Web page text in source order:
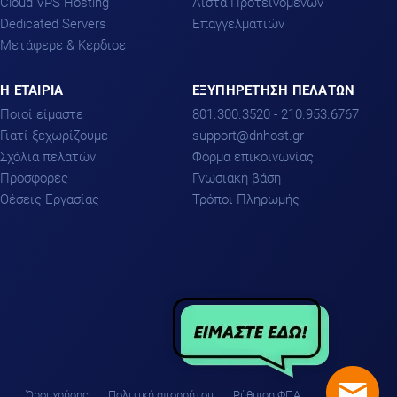
Dedicated Servers
Μετάφερε & Κέρδισε
Επαγγελματιών
H ΕΤΑΙΡΙΑ
Ποιοί είμαστε
Γιατί ξεχωρίζουμε
Σχόλια πελατών
Προσφορές
Θέσεις Εργασίας
ΕΞΥΠΗΡΕΤΗΣΗ ΠΕΛΑΤΩΝ
801.300.3520 - 210.953.6767
support
dnhost.gr
Φόρμα επικοινωνίας
Γνωσιακή βάση
Τρόποι Πληρωμής